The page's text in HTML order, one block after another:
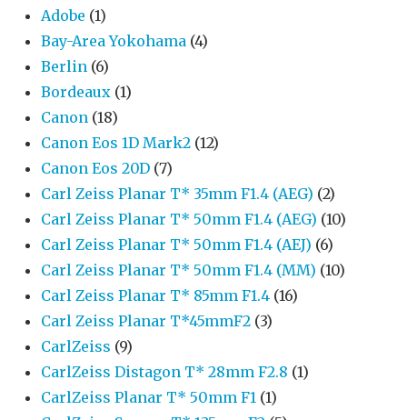
Adobe (1)
Bay-Area Yokohama (4)
Berlin (6)
Bordeaux (1)
Canon (18)
Canon Eos 1D Mark2 (12)
Canon Eos 20D (7)
Carl Zeiss Planar T* 35mm F1.4 (AEG) (2)
Carl Zeiss Planar T* 50mm F1.4 (AEG) (10)
Carl Zeiss Planar T* 50mm F1.4 (AEJ) (6)
Carl Zeiss Planar T* 50mm F1.4 (MM) (10)
Carl Zeiss Planar T* 85mm F1.4 (16)
Carl Zeiss Planar T*45mmF2 (3)
CarlZeiss (9)
CarlZeiss Distagon T* 28mm F2.8 (1)
CarlZeiss Planar T* 50mm F1 (1)